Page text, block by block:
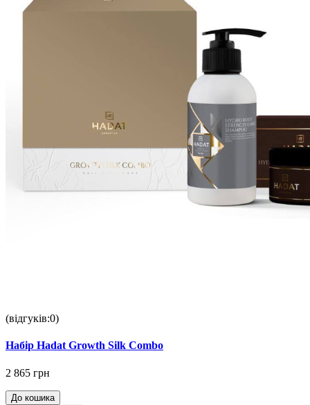
(відгуків:0)
Набір Hadat Growth Silk Combo
2 865 грн
До кошика